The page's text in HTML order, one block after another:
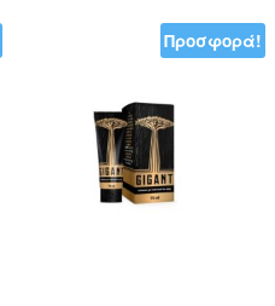
Προσφορά!